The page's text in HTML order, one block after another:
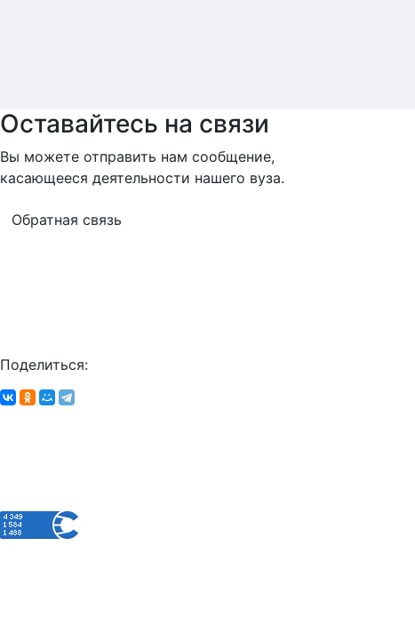
Оставайтесь на связи
Вы можете отправить нам сообщение,
касающееся деятельности нашего вуза.
Обратная связь
Поделиться: